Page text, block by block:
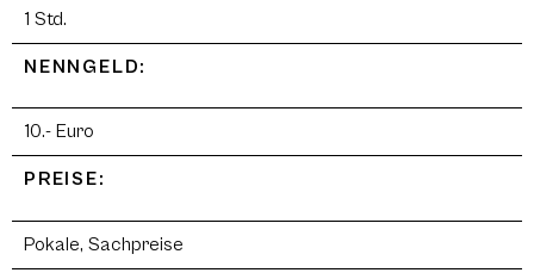
1 Std.
NENNGELD:
10.- Euro
PREISE:
Pokale, Sachpreise